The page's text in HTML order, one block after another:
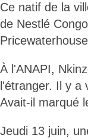
Ce natif de la
de Nestlé
À l'ANAPI,
l'étranger. Il y a
Avait-il marqué
Jeudi 13 juin,